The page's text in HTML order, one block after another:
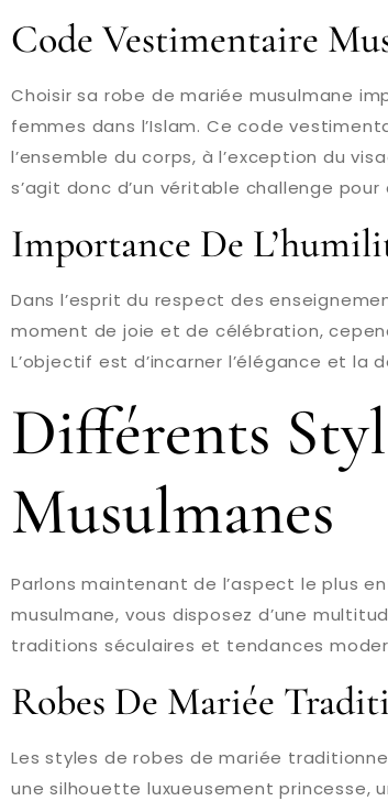
Code Vestimentaire
Choisir sa robe de mariée musulmane
femmes dans l’Islam. Ce code
l’ensemble du corps, à l’exception du
s’agit donc d’un véritable challenge
Importance De
Dans l’esprit du respect des
moment de joie et de célébration,
L’objectif est d’incarner l’élégance et
Différents
Musulmanes
Parlons maintenant de l’aspect le plus
musulmane, vous disposez d’une
traditions séculaires et tendances
Robes De Mariée
Les styles de robes de mariée
une silhouette luxueusement princesse,